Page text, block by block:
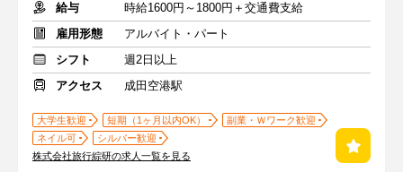
給与
時給1600円～1800円＋交通費支給
雇用形態
アルバイト・パート
シフト
週2日以上
アクセス
成田空港駅
大学生歓迎 短期（1ヶ月以内OK）
副業・Ｗワーク歓迎
ネイル可
シルバー歓迎
株式会社旅行綜研の求人一覧を見る